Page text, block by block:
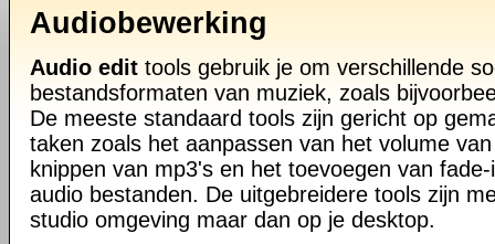
Audiobewerking
Audio edit tools gebruik je om verschillende
bestandsformaten van muziek, zoals
De meeste standaard tools zijn gericht op
taken zoals het aanpassen van het volume
knippen van mp3's en het toevoegen van
audio bestanden. De uitgebreidere tools zijn
studio omgeving maar dan op je desktop.